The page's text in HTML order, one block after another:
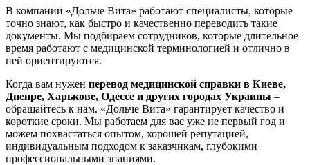
В компании «Дольче Вита» работают специалисты, которые
точно знают, как быстро и качественно переводить такие
документы. Мы подбираем сотрудников, которые длительное
время работают с медицинской терминологией и отлично в
ней ориентируются.
Когда вам нужен перевод медицинской справки в Киеве,
Днепре, Харькове, Одессе и других городах Украины –
обращайтесь к нам. «Дольче Вита» гарантирует качество и
короткие сроки. Мы работаем для вас уже не первый год и
можем похвастаться опытом, хорошей репутацией,
индивидуальным подходом к заказчикам, глубокими
профессиональными знаниями.